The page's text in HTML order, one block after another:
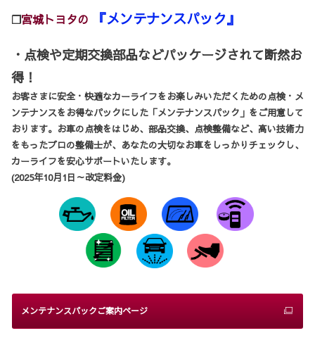
❐宮城トヨタの 『メンテナンスパック』
・点検や定期交換部品などパッケージされて断然お
得！
お客さまに安全・快適なカーライフをお楽しみいただくための点検・メ
ンテナンスをお得なパックにした「メンテナンスパック」をご用意して
おります。お車の点検をはじめ、部品交換、点検整備など、高い技術力
をもったプロの整備士が、あなたの大切なお車をしっかりチェックし、
カーライフを安心サポートいたします。
(2025年10月1日～改定料金)
メンテナンスパックご案内ページ